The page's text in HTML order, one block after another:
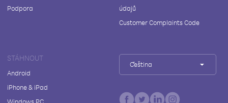
Podpora
údajů
Customer Complaints Code
STÁHNOUT
Android
iPhone & iPad
Čeština